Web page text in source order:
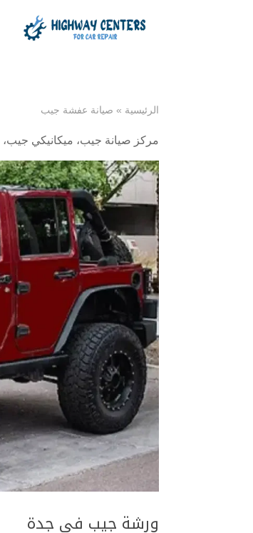
الرئيسية » صيانة عفشة جيب
مركز صيانة جيب، ميكانيكي جيب،
ورشة جيب في جدة